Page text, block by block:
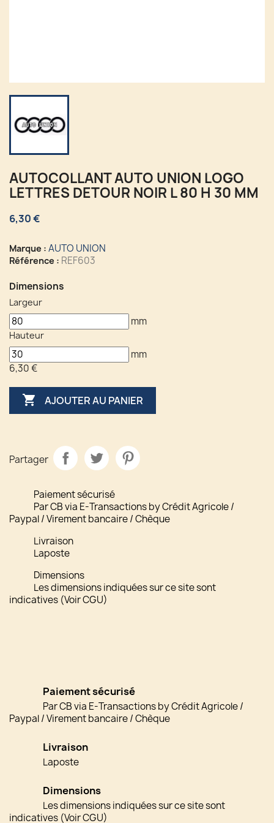
AUTOCOLLANT AUTO UNION LOGO
LETTRES DETOUR NOIR L 80 H 30 MM
6,30 €
Marque : AUTO UNION
Référence : REF603
Dimensions
Largeur
mm
Hauteur
mm
6,30 €
 AJOUTER AU PANIER
Partager
Paiement sécurisé
Par CB via E-Transactions by Crédit Agricole /
Paypal / Virement bancaire / Chèque
Livraison
Laposte
Dimensions
Les dimensions indiquées sur ce site sont
indicatives (Voir CGU)
Paiement sécurisé
Par CB via E-Transactions by Crédit Agricole /
Paypal / Virement bancaire / Chèque
Livraison
Laposte
Dimensions
Les dimensions indiquées sur ce site sont
indicatives (Voir CGU)